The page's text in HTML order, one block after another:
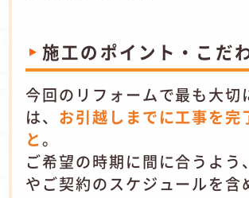
施工のポイント・こだ
今回のリフォームで最も大切
は、 お引越しまでに工事を完
と。
ご希望の時期に間に合うよう
やご契約のスケジュールを含